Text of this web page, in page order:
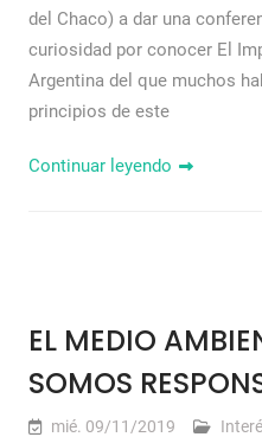
del Chaco) a dar una
curiosidad por conocer El
Argentina del que muchos
principios de este
Continuar leyendo
EL MEDIO
SOMOS
mié. 09/11/2019